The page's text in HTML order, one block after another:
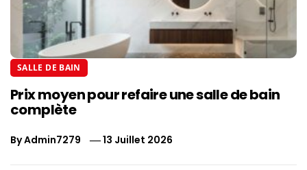
SALLE DE BAIN
Prix moyen pour refaire une salle de bain
complète
ByAdmin7279 13 Juillet 2026